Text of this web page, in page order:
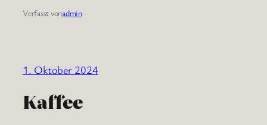
Verfasst vonadmin
1. Oktober 2024
Kaffee